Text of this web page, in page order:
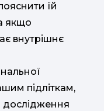
їй
якщо
внутрішнє
підліткам,
дослідження